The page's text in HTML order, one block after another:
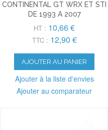
CONTINENTAL GT WRX ET STI
DE 1993 A 2007
HT : 10,66 €
TTC : 12,90 €
AJOUTER AU PANIER
Ajouter à la liste d'envies
Ajouter au comparateur